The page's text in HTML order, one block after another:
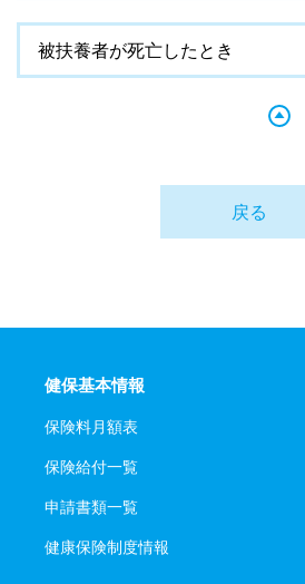
被扶養者が死亡したとき
戻る
健保基本情報
保険料月額表
保険給付一覧
申請書類一覧
健康保険制度情報